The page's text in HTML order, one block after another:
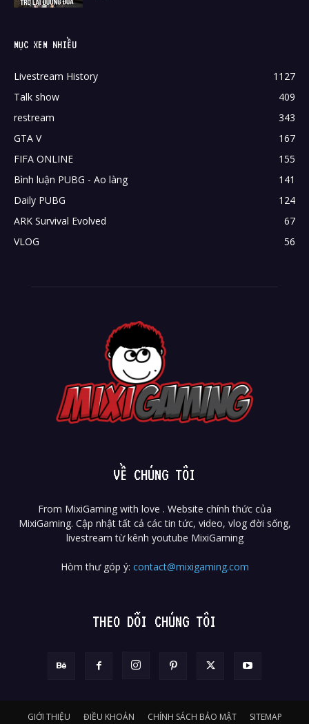
MỤC XEM NHIỀU
Livestream History
1127
Talk show
409
restream
343
GTA V
167
FIFA ONLINE
155
Bình luận PUBG - Ao làng
141
Daily PUBG
124
ARK Survival Evolved
67
VLOG
56
VỀ CHÚNG TÔI
From MixiGaming with love . Website chính thức của
MixiGaming. Cập nhật tất cả các tin tức, video, vlog đời sống,
livestream từ kênh youtube MixiGaming
Hòm thư góp ý: contact@mixigaming.com
THEO DÕI CHÚNG TÔI
GIỚI THIỆU ĐIỀU KHOẢN CHÍNH SÁCH BẢO MẬT SITEMAP